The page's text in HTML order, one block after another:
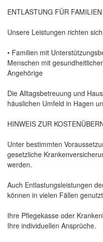
ENTLASTUNG FÜR
Unsere Leistungen richten
• Familien mit
Menschen mit
Angehörige
Die Alltagsbetreuung und
häuslichen Umfeld in Hagen
HINWEIS ZUR
Unter bestimmten
gesetzliche
werden.
Auch Entlastungsleistungen
können in vielen Fällen
Ihre Pflegekasse oder
Ihre individuellen Ansprüche.